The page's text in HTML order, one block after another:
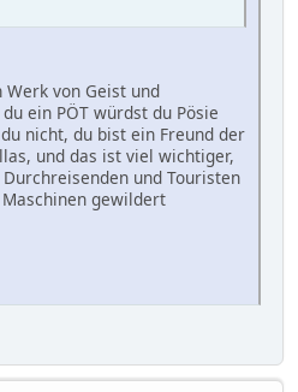
von Geist und
ein PÖT würdst du Pösie
nicht, du bist ein Freund der
und das ist viel wichtiger,
und Touristen
gewildert